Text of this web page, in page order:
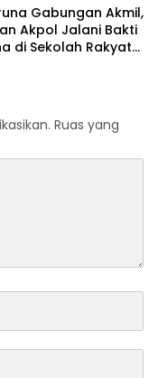
Gabungan Akmil,
Akpol Jalani Bakti
di Sekolah Rakyat
Ruas yang